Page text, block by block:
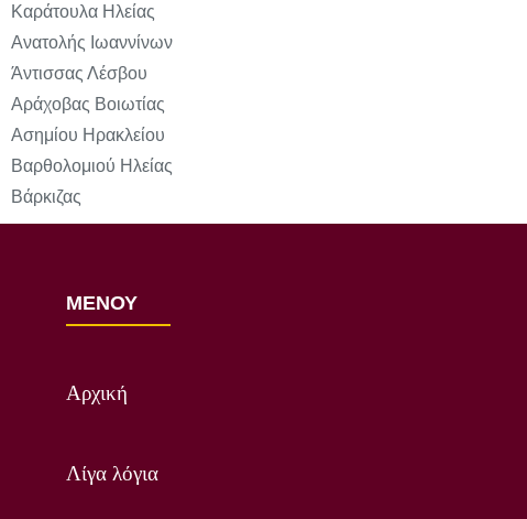
Καράτουλα Ηλείας
Ανατολής Ιωαννίνων
Άντισσας Λέσβου
Αράχοβας Βοιωτίας
Ασημίου Ηρακλείου
Βαρθολομιού Ηλείας
Βάρκιζας
ΜΕΝΟΥ
Αρχική
Λίγα λόγια